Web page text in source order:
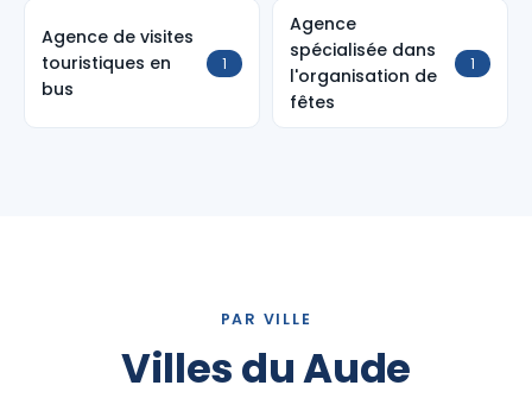
Agence de visites
touristiques en
bus
1
Agence
spécialisée dans
l'organisation de
fêtes
1
PAR VILLE
Villes du Aude